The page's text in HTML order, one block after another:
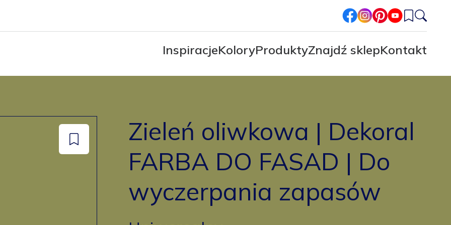
facebook
instagram
pinterest
youtube
InspiracjeKoloryProduktyZnajdź sklepKontakt
Zieleń oliwkowa | Dekoral
FARBA DO FASAD | Do
wyczerpania zapasów
Dodaj